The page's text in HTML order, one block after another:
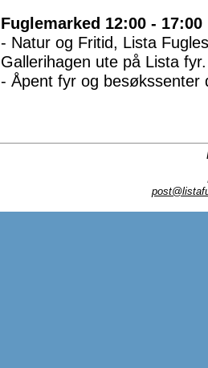
Fuglemarked 12:00 - 17:00
- Natur og Fritid, Lista
Gallerihagen ute på Lista fyr.
- Åpent fyr og